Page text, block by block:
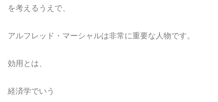
を考えるうえで、
アルフレッド・マーシャルは非常に重要な人物です。
効用とは、
経済学でいう